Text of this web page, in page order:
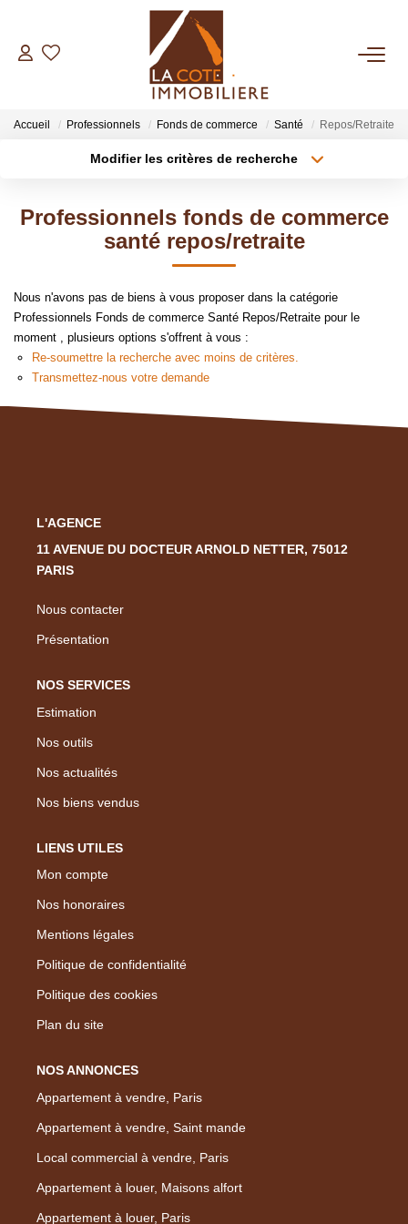
ACHETER
ESTIMER
NOTRE AGENCE
Qui Sommes Nous
Notre Équipe
Nous Rejoindre
EN
Accueil Professionnels Fonds de commerce Santé Repos/Retraite
Modifier les critères de recherche
Type de bien
Surface min
Créer une alerte
Professionnels fonds de commerce
santé repos/retraite
Nous n'avons pas de biens à vous proposer dans la catégorie
Professionnels Fonds de commerce Santé Repos/Retraite pour le
moment , plusieurs options s'offrent à vous :
Re-soumettre la recherche avec moins de critères.
Transmettez-nous votre demande
L'AGENCE
11 AVENUE DU DOCTEUR ARNOLD NETTER, 75012
PARIS
Nous contacter
Présentation
NOS SERVICES
Estimation
Nos outils
Nos actualités
Nos biens vendus
LIENS UTILES
Mon compte
Nos honoraires
Mentions légales
Politique de confidentialité
Politique des cookies
Plan du site
NOS ANNONCES
Appartement à vendre, Paris
Appartement à vendre, Saint mande
Local commercial à vendre, Paris
Appartement à louer, Maisons alfort
Appartement à louer, Paris